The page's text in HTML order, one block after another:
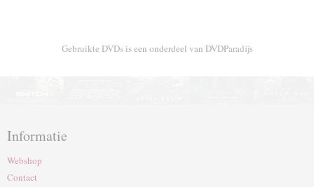
Gebruikte DVDs is een onderdeel van DVDParadijs
Informatie
Webshop
Contact